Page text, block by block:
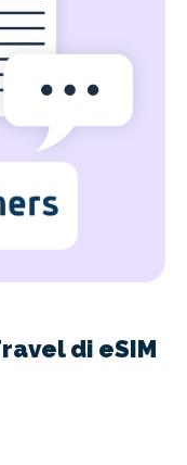
di eSIM